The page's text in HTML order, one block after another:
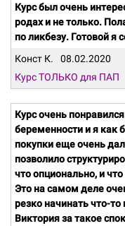
Курс был очень
родах и не только.
по ликбезу. Готовой я
Конст К.
08.02.2020
Курс ТОЛЬКО для ПАП
Курс очень
беременности и я как
покупки еще очень
позволило
что опционально, и
Это на самом деле
резко начинать что-
Виктория за такое